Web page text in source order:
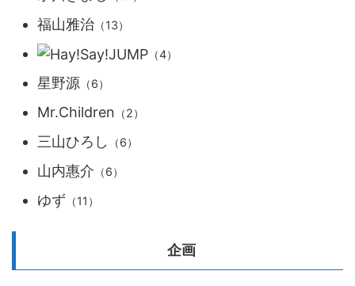
福山雅治 （13）
（4）
星野源 （6）
Mr.Children （2）
三山ひろし （6）
山内惠介 （6）
ゆず （11）
企画